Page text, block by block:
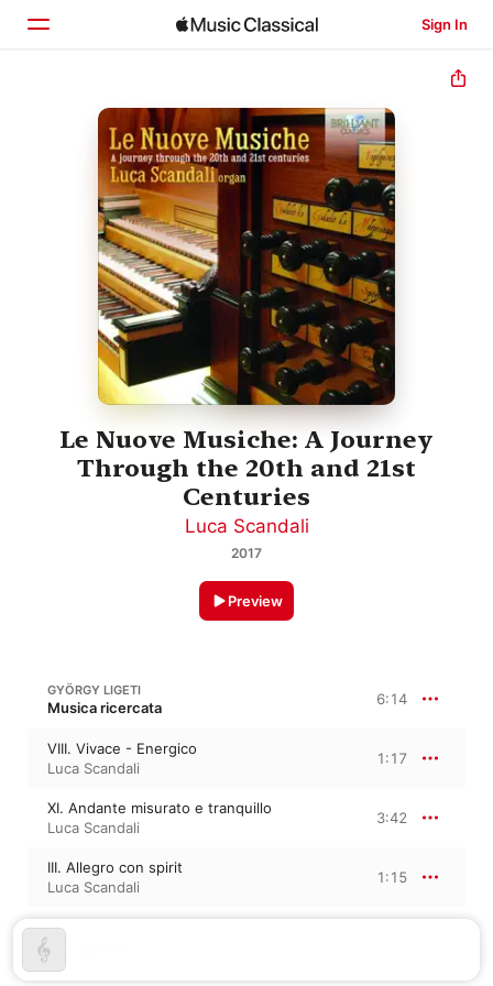
Sign In
Home
Browse
Search
Le Nuove Musiche: A Journey
Through the 20th and 21st
Centuries
Luca Scandali
2017
Preview
GYÖRGY LIGETI
Musica ricercata 6:14
VIII. Vivace - Energico
Luca Scandali
1:17
XI. Andante misurato e tranquillo
Luca Scandali
3:42
III. Allegro con spirit
Luca Scandali
1:15
BERT MATTER